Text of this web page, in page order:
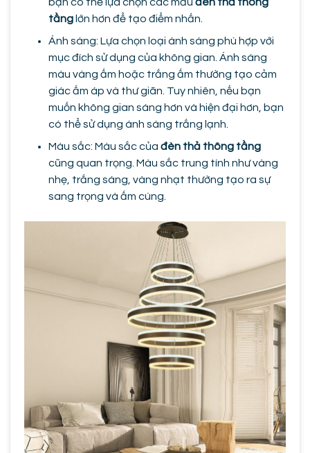
tầng lớn hơn để tạo điểm nhấn.
Ánh sáng: Lựa chọn loại ánh sáng phù hợp với
mục đích sử dụng của không gian. Ánh sáng
màu vàng ấm hoặc trắng ấm thường tạo cảm
giác ấm áp và thư giãn. Tuy nhiên, nếu bạn
muốn không gian sáng hơn và hiện đại hơn, bạn
có thể sử dụng ánh sáng trắng lạnh.
Màu sắc: Màu sắc của đèn thả thông tầng
cũng quan trọng. Màu sắc trung tính như vàng
nhẹ, trắng sáng, vàng nhạt thường tạo ra sự
sang trọng và ấm cúng.